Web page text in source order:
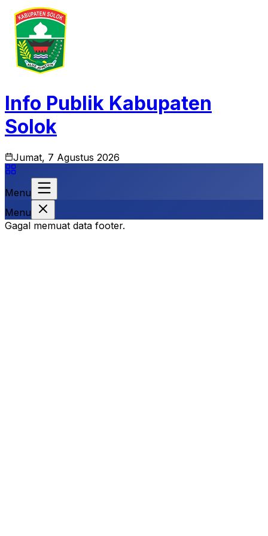
Info Publik Kabupaten
Solok
Jumat, 7 Agustus 2026
Menu
Menu
Gagal memuat data footer.